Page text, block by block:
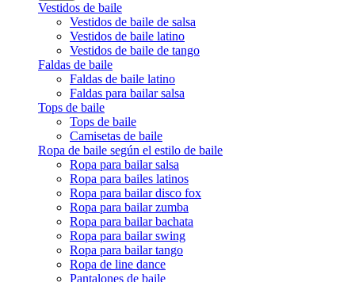
Vestidos de baile
Vestidos de baile de salsa
Vestidos de baile latino
Vestidos de baile de tango
Faldas de baile
Faldas de baile latino
Faldas para bailar salsa
Tops de baile
Tops de baile
Camisetas de baile
Ropa de baile según el estilo de baile
Ropa para bailar salsa
Ropa para bailes latinos
Ropa para bailar disco fox
Ropa para bailar zumba
Ropa para bailar bachata
Ropa para bailar swing
Ropa para bailar tango
Ropa de line dance
Pantalones de baile